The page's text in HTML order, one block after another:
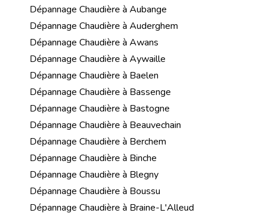
Dépannage Chaudière à Aubange
Dépannage Chaudière à Auderghem
Dépannage Chaudière à Awans
Dépannage Chaudière à Aywaille
Dépannage Chaudière à Baelen
Dépannage Chaudière à Bassenge
Dépannage Chaudière à Bastogne
Dépannage Chaudière à Beauvechain
Dépannage Chaudière à Berchem
Dépannage Chaudière à Binche
Dépannage Chaudière à Blegny
Dépannage Chaudière à Boussu
Dépannage Chaudière à Braine-L'Alleud